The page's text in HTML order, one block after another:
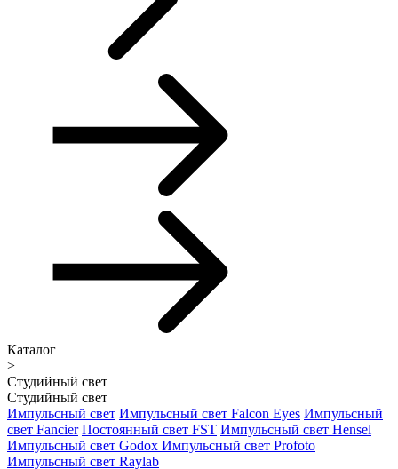
Каталог
>
Студийный свет
Студийный свет
Импульсный свет Импульсный свет Falcon Eyes Импульсный
свет Fancier Постоянный свет FST Импульсный свет Hensel
Импульсный свет Godox Импульсный свет Profoto
Импульсный свет Raylab